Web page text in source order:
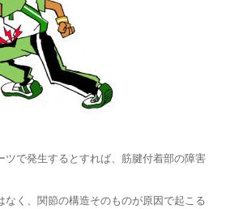
ツで発生するとすれば、筋腱付着部の障害
なく、関節の構造そのものが原因で起こる